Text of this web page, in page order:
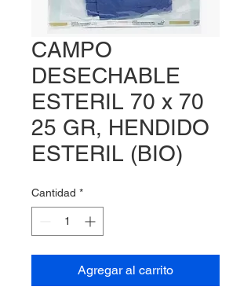
CAMPO
DESECHABLE
ESTERIL 70 x 70
25 GR, HENDIDO
ESTERIL (BIO)
Cantidad *
Agregar al carrito